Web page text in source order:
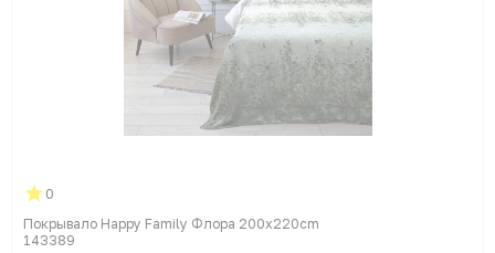
0
Покрывало Happy Family Флора 200x220cm
143389